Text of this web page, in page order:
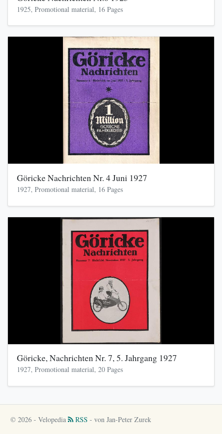
1925, Promotional material, 16 Pages
Göricke Nachrichten Nr. 4 Juni 1927
1927, Promotional material, 16 Pages
Göricke, Nachrichten Nr. 7, 5. Jahrgang 1927
1927, Promotional material, 20 Pages
© 2026 - Velopedia RSS - von Jan-Peter Zurek